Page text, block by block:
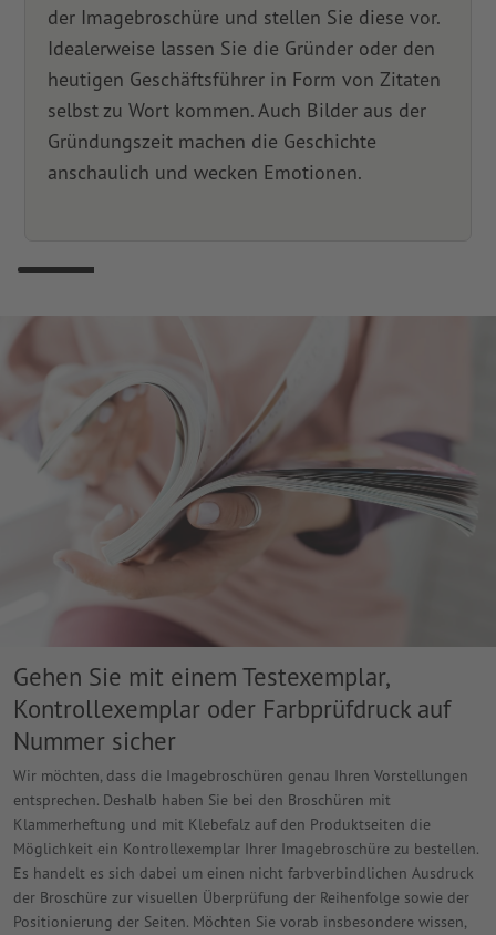
der Imagebroschüre und stellen Sie diese vor.
Idealerweise lassen Sie die Gründer oder den
heutigen Geschäftsführer in Form von Zitaten
selbst zu Wort kommen. Auch Bilder aus der
Gründungszeit machen die Geschichte
anschaulich und wecken Emotionen.
Gehen Sie mit einem Testexemplar,
Kontrollexemplar oder Farbprüfdruck auf
Nummer sicher
Wir möchten, dass die Imagebroschüren genau Ihren Vorstellungen
entsprechen. Deshalb haben Sie bei den Broschüren mit
Klammerheftung und mit Klebefalz auf den Produktseiten die
Möglichkeit ein Kontrollexemplar Ihrer Imagebroschüre zu bestellen.
Es handelt es sich dabei um einen nicht farbverbindlichen Ausdruck
der Broschüre zur visuellen Überprüfung der Reihenfolge sowie der
Positionierung der Seiten. Möchten Sie vorab insbesondere wissen,